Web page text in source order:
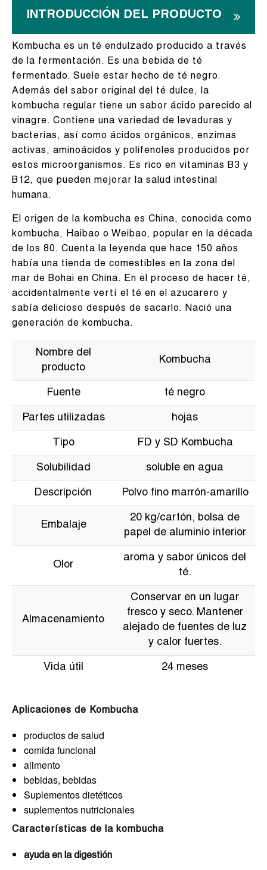
INTRODUCCIÓN DEL PRODUCTO
Kombucha es un té endulzado producido a través
de la fermentación. Es una bebida de té
fermentado. Suele estar hecho de té negro.
Además del sabor original del té dulce, la
kombucha regular tiene un sabor ácido parecido al
vinagre. Contiene una variedad de levaduras y
bacterias, así como ácidos orgánicos, enzimas
activas, aminoácidos y polifenoles producidos por
estos microorganismos. Es rico en vitaminas B3 y
B12, que pueden mejorar la salud intestinal
humana.
El origen de la kombucha es China, conocida como
kombucha, Haibao o Weibao, popular en la década
de los 80. Cuenta la leyenda que hace 150 años
había una tienda de comestibles en la zona del
mar de Bohai en China. En el proceso de hacer té,
accidentalmente vertí el té en el azucarero y
sabía delicioso después de sacarlo. Nació una
generación de kombucha.
Nombre del
producto
Kombucha
Fuente té negro
Partes utilizadas hojas
Tipo FD y SD Kombucha
Solubilidad soluble en agua
Descripción Polvo fino marrón-amarillo
Embalaje
20 kg/cartón, bolsa de
papel de aluminio interior
Olor
aroma y sabor únicos del
té.
Almacenamiento
Conservar en un lugar
fresco y seco. Mantener
alejado de fuentes de luz
y calor fuertes.
Vida útil 24 meses
Aplicaciones de Kombucha
productos de salud
comida funcional
alimento
bebidas, bebidas
Suplementos dietéticos
suplementos nutricionales
Características de la kombucha
ayuda en la digestión